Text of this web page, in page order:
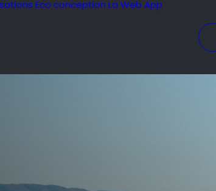
Eco conception La Web App